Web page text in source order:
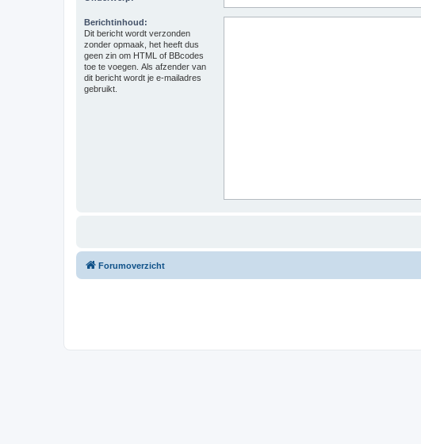
Berichtinhoud:
Dit bericht wordt verzonden
zonder opmaak, het heeft dus
geen zin om HTML of BBcodes
toe te voegen. Als afzender van
dit bericht wordt je e-mailadres
gebruikt.
Forumoverzicht